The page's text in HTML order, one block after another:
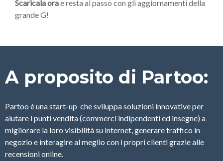
Scaricala orae resta al passo con gli aggiornamenti della
grande G!
A proposito di Partoo:
Partoo è una start-up che sviluppa soluzioni innovative per
aiutare i punti vendita (commerci indipendenti ed insegne) a
migliorare la loro visibilità su internet, generare traffico in
negozio e interagire al meglio con i propri clienti grazie alle
recensioni online.